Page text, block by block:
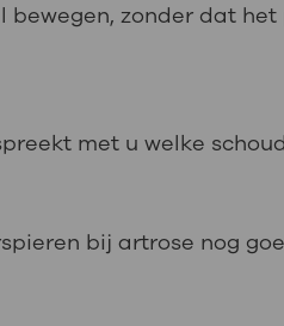
bewegen, zonder dat
met u welke
bij artrose nog